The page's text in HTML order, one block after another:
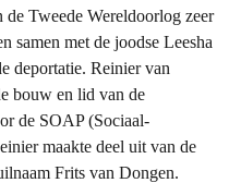
de Tweede Wereldoorlog zeer
samen met de joodse Leesha
deportatie. Reinier van
bouw en lid van de
de SOAP (Sociaal-
maakte deel uit van de
Frits van Dongen.